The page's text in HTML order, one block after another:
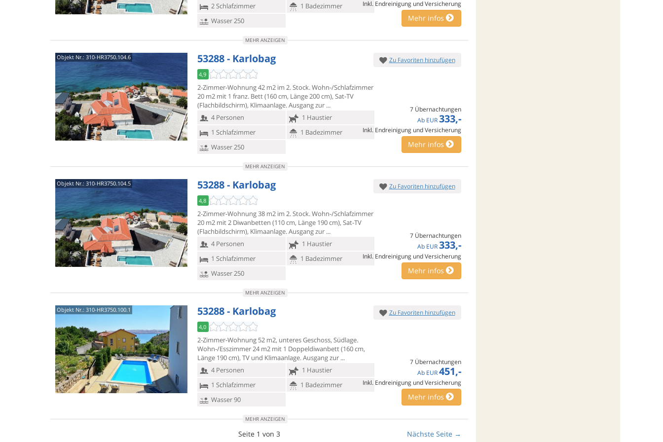
2 Schlafzimmer
1 Badezimmer
Wasser 250
Inkl. Endreinigung und Versicherung
Mehr infos
MEHR ANZEIGEN
Objekt Nr.: 310-HR3750.104.6 53288 - Karlobag
4,9
2-Zimmer-Wohnung 42 m2 im 2. Stock. Wohn-/Schlafzimmer
20 m2 mit 1 franz. Bett(160 cm, Länge 200 cm), Sat-TV
(Flachbildschirm), Klimaanlage. Ausgang zur
4 Personen
1 Haustier
1 Schlafzimmer
1 Badezimmer
Wasser 250
Zu Favoriten hinzufügen
7 Übernachtungen
Ab EUR 333,-
Inkl. Endreinigung und Versicherung
Mehr infos
MEHR ANZEIGEN
Objekt Nr.: 310-HR3750.104.5 53288 - Karlobag
4,8
2-Zimmer-Wohnung 38 m2 im 2. Stock. Wohn-/Schlafzimmer
20 m2 mit 2 Diwanbetten (110 cm, Länge 190 cm), Sat-TV
(Flachbildschirm), Klimaanlage. Ausgang zur
4 Personen
1 Haustier
1 Schlafzimmer
1 Badezimmer
Wasser 250
Zu Favoriten hinzufügen
7 Übernachtungen
Ab EUR 333,-
Inkl. Endreinigung und Versicherung
Mehr infos
MEHR ANZEIGEN
Objekt Nr.: 310-HR3750.100.1 53288 - Karlobag
4,0
2-Zimmer-Wohnung 52 m2, unteres Geschoss, Südlage.
Wohn-/Esszimmer 24 m2 mit 1 Doppeldiwanbett (160 cm,
Länge 190 cm), TV und Klimaanlage. Ausgang zur
4 Personen
1 Haustier
1 Schlafzimmer
1 Badezimmer
Wasser 90
Zu Favoriten hinzufügen
7 Übernachtungen
Ab EUR 451,-
Inkl. Endreinigung und Versicherung
Mehr infos
MEHR ANZEIGEN
Seite 1 von 3 Nächste Seite →